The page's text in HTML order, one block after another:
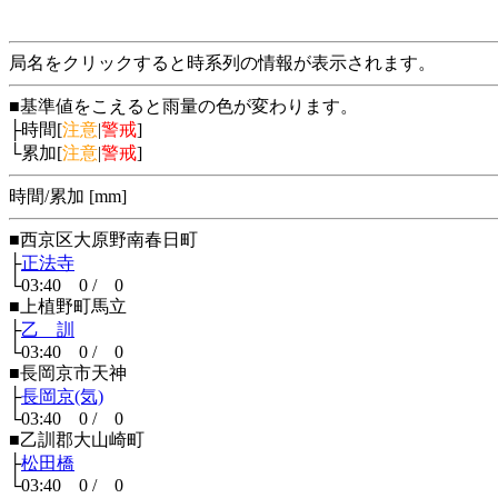
局名をクリックすると時系列の情報が表示されます。
■基準値をこえると雨量の色が変わります。
├時間[注意|警戒]
└累加[注意|警戒]
時間/累加 [mm]
■西京区大原野南春日町
├正法寺
└03:40 0 / 0
■上植野町馬立
├乙 訓
└03:40 0 / 0
■長岡京市天神
├長岡京(気)
└03:40 0 / 0
■乙訓郡大山崎町
├松田橋
└03:40 0 / 0